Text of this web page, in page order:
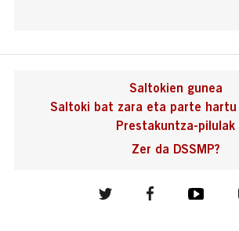
Zer da DSSMP?
Saltokien gunea
Saltoki bat zara eta parte hartu
Prestakuntza-pilulak